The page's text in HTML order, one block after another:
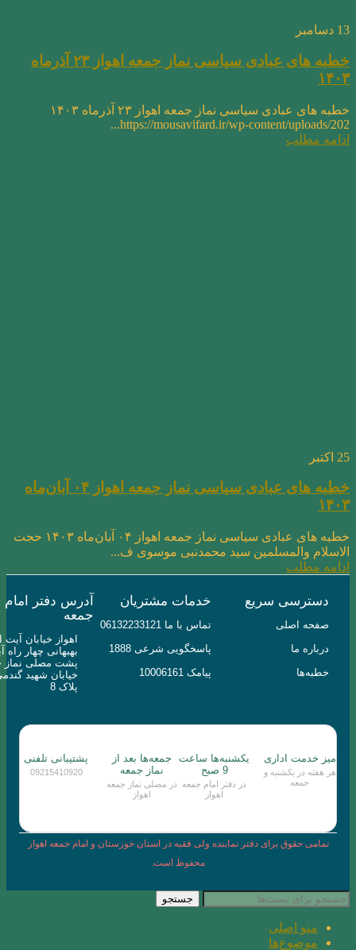
13 دسامبر
خطبه های عبادی سیاسی نماز جمعه اهواز ۲۳ آذرماه
۱۴۰۳
خطبه های عبادی سیاسی نماز جمعه اهواز ۲۳ آذرماه ۱۴۰۳
https://mousavifard.ir/wp-content/uploads/202...
ادامه مطلب
25 اکتبر
خطبه های عبادی سیاسی نماز جمعه اهواز ۰۴ آبان‌ماه
۱۴۰۳
خطبه های عبادی سیاسی نماز جمعه اهواز ۰۴ آبان‌ماه ۱۴۰۳ حجت
الاسلام والمسلمین سید محمدنبی موسوی ف...
ادامه مطلب
دسترسی سریع
صفحه اصلی
درباره ما
خطبه‌ها
خدمات مشتریان
تماس با ما 06132233121
پاسخگویی شرعی 1888
پیامک 10006161
آدرس دفتر امام
جمعه
اهواز خیابان آیت
بهبهانی چهار راه
پشت مصلی نماز
خیابان شهید
پلاک 8
میز خدمت اداری
هر هفته در یکشنبه و
جمعه
یکشنبه‌ها ساعت
9 صبح
در دفتر امام جمعه
اهواز
جمعه‌ها بعد از
نماز جمعه
در مصلی نماز جمعه
اهواز
پشتیبانی تلفنی
09215410920
تمامی حقوق برای دفتر نماینده ولی فقیه در استان خوزستان و امام جمعه اهواز
محفوظ است.
جستجو
منو اصلی
موضوع‌ها